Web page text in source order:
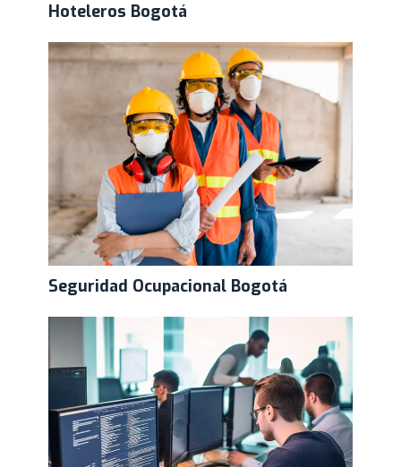
Hoteleros Bogotá
Seguridad Ocupacional Bogotá